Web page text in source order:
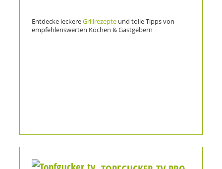
Entdecke leckereGrillrezepte und tolle Tipps von
empfehlenswerten Köchen & Gastgebern